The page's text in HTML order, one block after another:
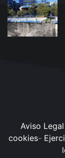
Aviso Legal
cookies-